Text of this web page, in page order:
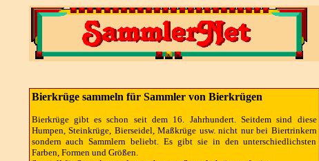
Bierkrüge sammeln für Sammler von Bierkrügen
Bierkrüge gibt es schon seit dem 16. Jahrhundert. Seitdem sind diese
Humpen, Steinkrüge, Bierseidel, Maßkrüge usw. nicht nur bei Biertrinkern
sondern auch Sammlern beliebt. Es gibt sie in den unterschiedlichsten
Farben, Formen und Größen.